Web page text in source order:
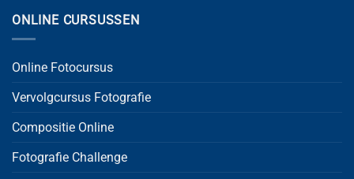
ONLINE CURSUSSEN
Online Fotocursus
Vervolgcursus Fotografie
Compositie Online
Fotografie Challenge